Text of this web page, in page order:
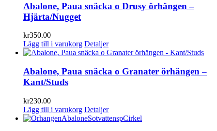
Abalone, Paua snäcka o Drusy örhängen –
Hjärta/Nugget
kr350.00
Lägg till i varukorg Detaljer
Abalone, Paua snäcka o Granater örhängen –
Kant/Studs
kr230.00
Lägg till i varukorg Detaljer